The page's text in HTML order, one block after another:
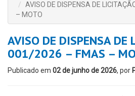
AVISO DE DISPENSA DE
– MOTO
AVISO DE DISPENSA DE
001/2026 – FMAS –
Publicado em 02 de junho de 2026, por